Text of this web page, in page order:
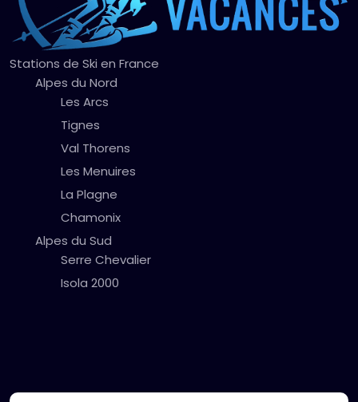
Stations de Ski en France
Alpes du Nord
Les Arcs
Tignes
Val Thorens
Les Menuires
La Plagne
Chamonix
Alpes du Sud
Serre Chevalier
Isola 2000